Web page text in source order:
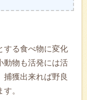
する食べ物に変化
動物も活発には活
捕獲出来れば野良
。